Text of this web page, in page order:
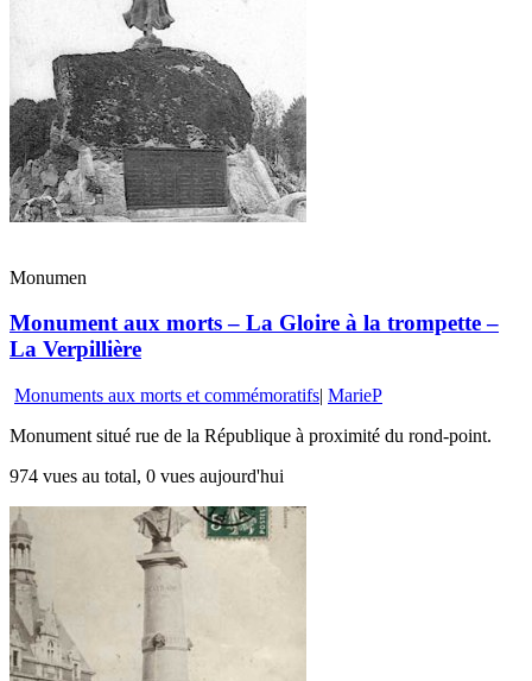
Monumen
Monument aux morts – La Gloire à la trompette –
La Verpillière
Monuments aux morts et commémoratifs| MarieP
Monument situé rue de la République à proximité du rond-point.
974 vues au total, 0 vues aujourd'hui